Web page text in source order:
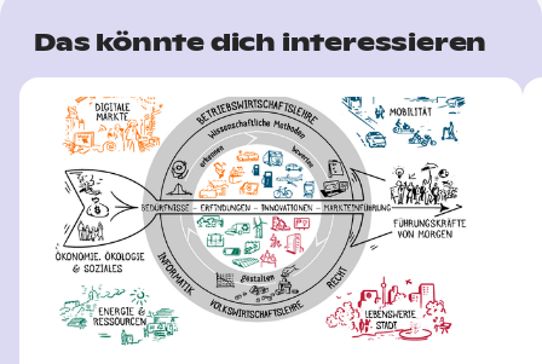
Das könnte dich interessieren